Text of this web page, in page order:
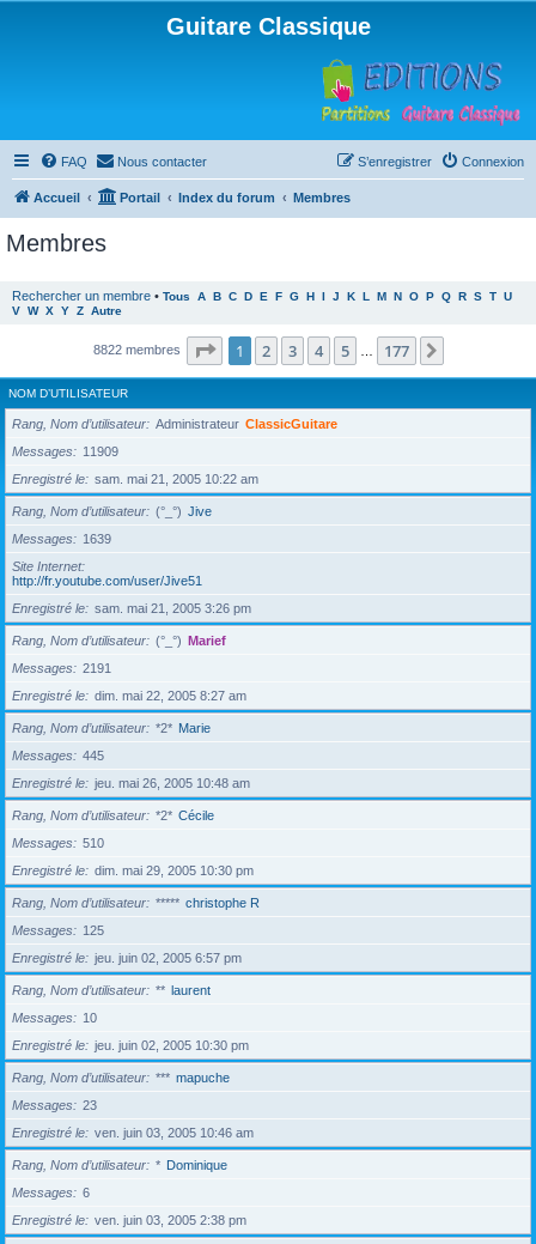
Guitare Classique
FAQ Nous contacter Connexion
S’enregistrer
Accueil Portail Index du forum Membres
Membres
Rechercher un membre • Tous A B C D E F G H I J K L M N O P Q R S T U
V W X Y Z Autre
8822 membres Page 1sur177
1 2 3 4 5 177
NOM D’UTILISATEUR
Rang, Nom d’utilisateur Administrateur ClassicGuitare
Messages
11909
Enregistré le
sam. mai 21, 2005 10:22 am
Rang, Nom d’utilisateur (°_°) Jive
Messages
1639
Site Internet
http://fr.youtube.com/user/Jive51
Enregistré le
sam. mai 21, 2005 3:26 pm
Rang, Nom d’utilisateur (°_°) Marief
Messages
2191
Enregistré le
dim. mai 22, 2005 8:27 am
Rang, Nom d’utilisateur *2* Marie
Messages
445
Enregistré le
jeu. mai 26, 2005 10:48 am
Rang, Nom d’utilisateur *2* Cécile
Messages
510
Enregistré le
dim. mai 29, 2005 10:30 pm
Rang, Nom d’utilisateur ***** christophe R
Messages
125
Enregistré le
jeu. juin 02, 2005 6:57 pm
Rang, Nom d’utilisateur ** laurent
Messages
10
Enregistré le
jeu. juin 02, 2005 10:30 pm
Rang, Nom d’utilisateur *** mapuche
Messages
23
Enregistré le
ven. juin 03, 2005 10:46 am
Rang, Nom d’utilisateur * Dominique
Messages
6
Enregistré le
ven. juin 03, 2005 2:38 pm